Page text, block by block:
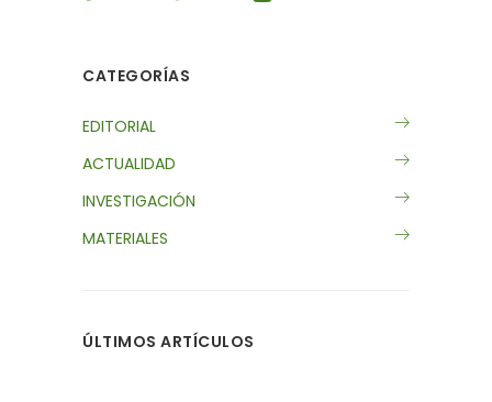
CATEGORÍAS
EDITORIAL
ACTUALIDAD
INVESTIGACIÓN
MATERIALES
ÚLTIMOS ARTÍCULOS